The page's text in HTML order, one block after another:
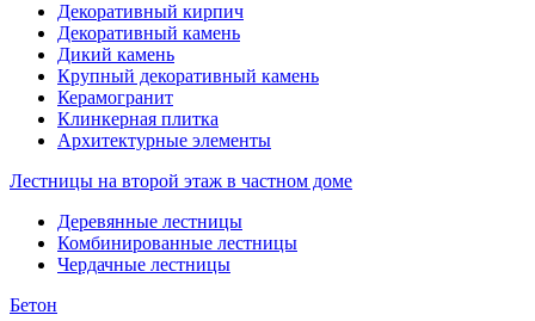
Декоративный кирпич
Декоративный камень
Дикий камень
Крупный декоративный камень
Керамогранит
Клинкерная плитка
Архитектурные элементы
Лестницы на второй этаж в частном доме
Деревянные лестницы
Комбинированные лестницы
Чердачные лестницы
Бетон